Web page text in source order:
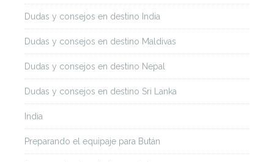
Dudas y consejos en destino India
Dudas y consejos en destino Maldivas
Dudas y consejos en destino Nepal
Dudas y consejos en destino Sri Lanka
India
Preparando el equipaje para Bután